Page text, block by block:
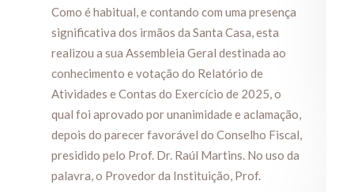
Como é habitual, e contando com uma presença
significativa dos irmãos da Santa Casa, esta
realizou a sua Assembleia Geral destinada ao
conhecimento e votação do Relatório de
Atividades e Contas do Exercício de 2025, o
qual foi aprovado por unanimidade e aclamação,
depois do parecer favorável do Conselho Fiscal,
presidido pelo Prof. Dr. Raúl Martins. No uso da
palavra, o Provedor da Instituição, Prof.